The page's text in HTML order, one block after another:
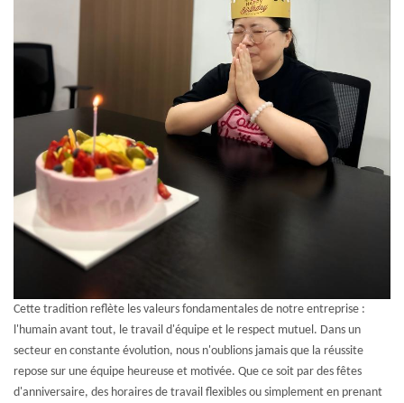
Cette tradition reflète les valeurs fondamentales de notre entreprise :
l'humain avant tout, le travail d'équipe et le respect mutuel. Dans un
secteur en constante évolution, nous n'oublions jamais que la réussite
repose sur une équipe heureuse et motivée. Que ce soit par des fêtes
d'anniversaire, des horaires de travail flexibles ou simplement en prenant